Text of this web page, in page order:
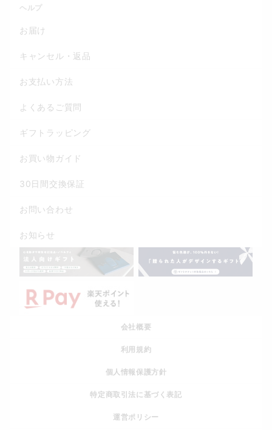
ヘルプ
お届け
キャンセル・返品
お支払い方法
よくあるご質問
ギフトラッピング
お買い物ガイド
30日間交換保証
お問い合わせ
お知らせ
会社概要
利用規約
個人情報保護方針
特定商取引法に基づく表記
運営ポリシー